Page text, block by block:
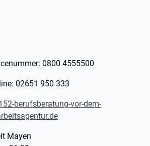
0800 4555500
02651 950 333
berufsberatung-vor-dem-
Mayen